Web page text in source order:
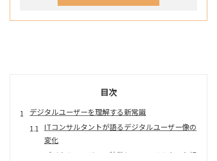
目次
デジタルユーザーを理解する新常識
ITコンサルタントが語るデジタルユーザー像の
変化
デジタルユーザーの特徴とITコンサルタント視